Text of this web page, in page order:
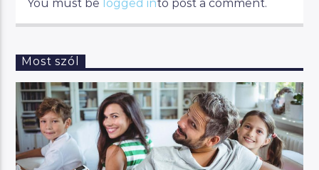
You must be logged into post a comment.
Most szól